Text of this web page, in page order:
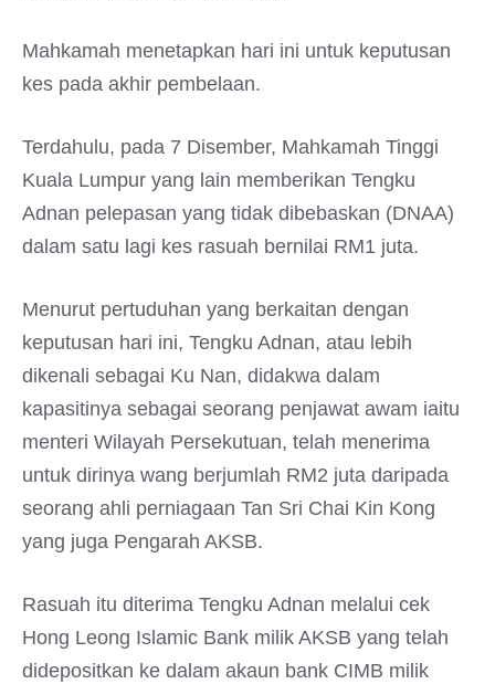
Mahkamah menetapkan hari ini untuk keputusan
kes pada akhir pembelaan.
Terdahulu, pada 7 Disember, Mahkamah Tinggi
Kuala Lumpur yang lain memberikan Tengku
Adnan pelepasan yang tidak dibebaskan (DNAA)
dalam satu lagi kes rasuah bernilai RM1 juta.
Menurut pertuduhan yang berkaitan dengan
keputusan hari ini, Tengku Adnan, atau lebih
dikenali sebagai Ku Nan, didakwa dalam
kapasitinya sebagai seorang penjawat awam iaitu
menteri Wilayah Persekutuan, telah menerima
untuk dirinya wang berjumlah RM2 juta daripada
seorang ahli perniagaan Tan Sri Chai Kin Kong
yang juga Pengarah AKSB.
Rasuah itu diterima Tengku Adnan melalui cek
Hong Leong Islamic Bank milik AKSB yang telah
didepositkan ke dalam akaun bank CIMB milik